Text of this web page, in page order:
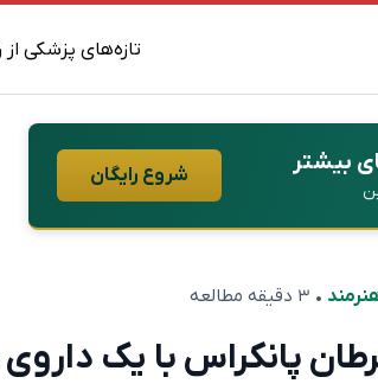
تازه‌های پزشکی
بیشتر شروع رایگان
• ۳ دقیقه مطالعه
پانکراس با یک